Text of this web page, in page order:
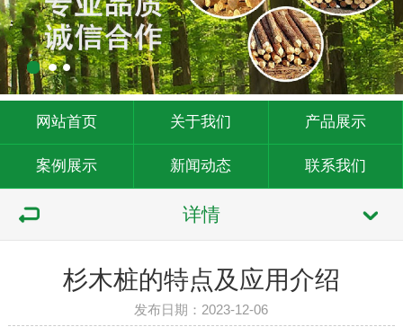
网站首页 关于我们 产品展示
案例展示 新闻动态 联系我们
详情
杉木桩的特点及应用介绍
发布日期：2023-12-06